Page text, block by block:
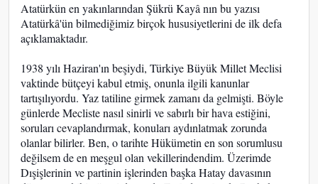
Atatürkün en yakınlarından Şükrü Kayâ nın bu yazısı
Atatürkâ'ün bilmediğimiz birçok hususiyetlerini de ilk defa
açıklamaktadır.
1938 yılı Haziran'ın beşiydi, Türkiye Büyük Millet Meclisi
vaktinde bütçeyi kabul etmiş, onunla ilgili kanunlar
tartışılıyordu. Yaz tatiline girmek zamanı da gelmişti. Böyle
günlerde Mecliste nasıl sinirli ve sabırlı bir hava estiğini,
soruları cevaplandırmak, konuları aydınlatmak zorunda
olanlar bilirler. Ben, o tarihte Hükümetin en son sorumlusu
değilsem de en meşgul olan vekillerindendim. Üzerimde
Dışişlerinin ve partinin işlerinden başka Hatay davasının